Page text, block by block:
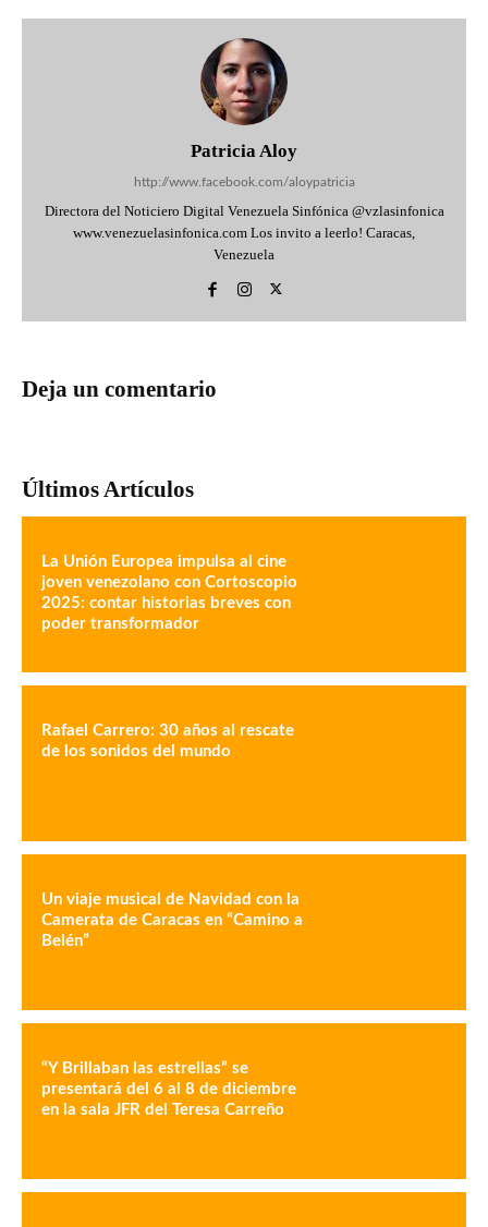
Patricia Aloy
http://www.facebook.com/aloypatricia
Directora del Noticiero Digital Venezuela Sinfónica @vzlasinfonica
www.venezuelasinfonica.com Los invito a leerlo! Caracas,
Venezuela
Deja un comentario
Últimos Artículos
La Unión Europea impulsa al cine
joven venezolano con Cortoscopio
2025: contar historias breves con
poder transformador
Rafael Carrero: 30 años al rescate
de los sonidos del mundo
Un viaje musical de Navidad con la
Camerata de Caracas en “Camino a
Belén”
“Y Brillaban las estrellas” se
presentará del 6 al 8 de diciembre
en la sala JFR del Teresa Carreño